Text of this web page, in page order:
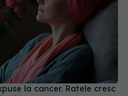
la cancer. Ratele cresc